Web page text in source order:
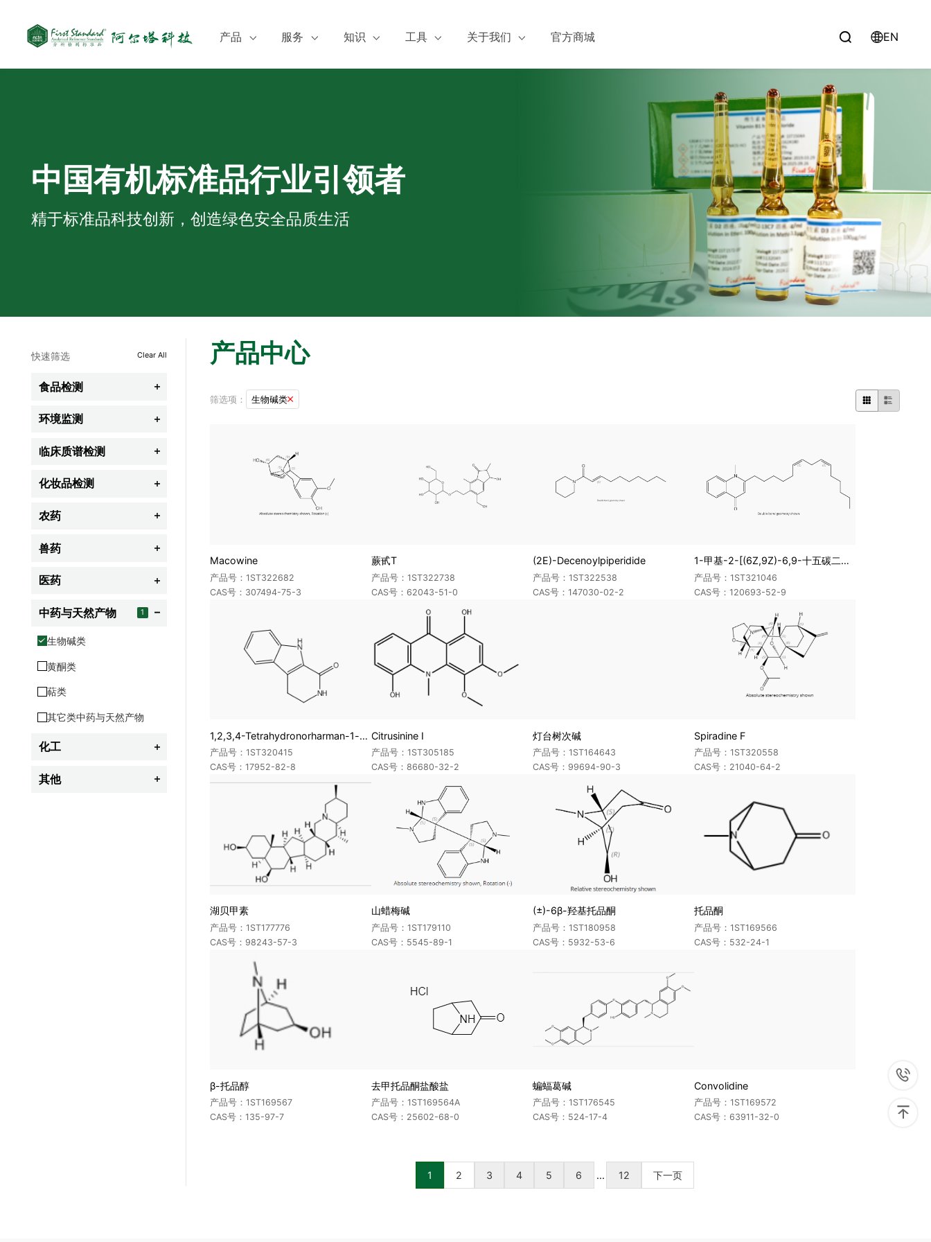
产品
化妆品检测
农药
兽药
服务
SDS下载
知识
论文成果
工具 关于我们 官方商城  EN


中国有机标准品行业引领者
精于标准品科技创新，创造绿色安全品质生活
快速筛选 Clear All
食品检测 
农残
食品营养及功能成分
食品非法添加剂
保健品及功能性食品
环境监测 
全氟化合物(PFCs)
挥发性有机物(VOCs)
半挥发性有机物(SVOCs)
临床质谱检测 
脂质组学
胆汁酸类
类固醇类激素
新生儿筛查类
化妆品检测 
禁用组分
防晒剂
着色剂
染发剂
激素类
其它类化妆品
农药 
杀虫剂
杀螨剂
杀鼠剂
植物生长调节剂
其它类农药
兽药 
β-受体激动剂(瘦肉精类)
医药 
心血管系统药物
内分泌、生殖与代谢药物
抗生素
合成抗菌药
抗病毒药
中药与天然产物 1 
生物碱类
黄酮类
萜类
其它类中药与天然产物
化工 
工业用香精及香料
其他 
产品中心
 
筛选项： 生物碱类
Macowine
产品号：1ST322682
CAS号：307494-75-3
蕨甙T
产品号：1ST322738
CAS号：62043-51-0
(2E)-Decenoylpiperidide
产品号：1ST322538
CAS号：147030-02-2
1-甲基-2-[(6Z,9Z)-6,9-十五碳二烯基]-4(1H)-喹啉酮
产品号：1ST321046
CAS号：120693-52-9
1,2,3,4-Tetrahydronorharman-1-one
产品号：1ST320415
CAS号：17952-82-8
Citrusinine I
产品号：1ST305185
CAS号：86680-32-2
灯台树次碱
产品号：1ST164643
CAS号：99694-90-3
Spiradine F
产品号：1ST320558
CAS号：21040-64-2
湖贝甲素
产品号：1ST177776
CAS号：98243-57-3
山蜡梅碱
产品号：1ST179110
CAS号：5545-89-1
(±)-6β-羟基托品酮
产品号：1ST180958
CAS号：5932-53-6
托品酮
产品号：1ST169566
CAS号：532-24-1
β-托品醇
产品号：1ST169567
CAS号：135-97-7
去甲托品酮盐酸盐
产品号：1ST169564A
CAS号：25602-68-0
蝙蝠葛碱
产品号：1ST176545
CAS号：524-17-4
Convolidine
产品号：1ST169572
CAS号：63911-32-0
1 2 3 4 5 6 ... 12 下一页